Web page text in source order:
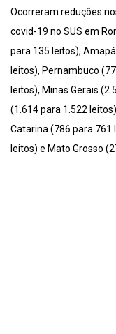
Ocorreram reduções
covid-19 no SUS em
para 135 leitos),
leitos), Pernambuco
leitos), Minas Gerais
(1.614 para 1.522
Catarina (786 para 761
leitos) e Mato Grosso